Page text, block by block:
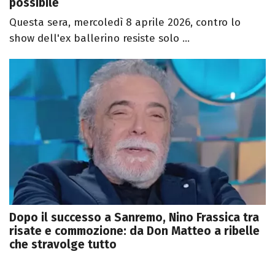
Questa sera, mercoledì 8 aprile 2026, contro lo
show dell'ex ballerino resiste solo ...
Dopo il successo a Sanremo, Nino Frassica tra
risate e commozione: da Don Matteo a ribelle
che stravolge tutto